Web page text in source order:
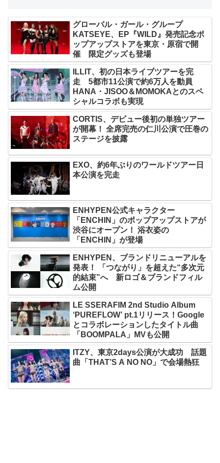
グローバル・ガール・グループ
KATSEYE、EP『WILD』発売記念ポ
ップアップストアを東京・原宿で開
催 限定グッズも登場
ILLIT、初の日本ライブツアーを完
走 5都市11公演で約6万人を動員
HANA・JISOO＆MOMOKAとのスペ
シャルコラボも実現
CORTIS、デビュー後初の単独ツアー
が開幕！ 全席完売の仁川公演で圧巻の
ステージを披露
EXO、約6年ぶりのワールドツアー日
本公演を完走
ENHYPEN公式キャラクター
「ENCHIN」のポップアップストアが
渋谷にオープン！ 浴衣姿の
「ENCHIN」が登場
ENHYPEN、ブランドリニューアルを
発表！ 「つながり」を超えた“多次元
的結束”へ 新ロゴ＆ブランドフィル
ム公開
LE SSERAFIM 2nd Studio Album
‘PUREFLOW’ pt.1リリース！Google
とコラボレーションしたタイトル曲
「BOOMPALA」MVも公開
ITZY、東京2days公演が大成功 話題
曲「THAT’S A NO NO」で会場熱狂